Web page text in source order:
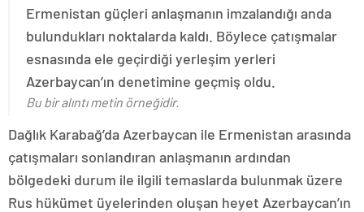
Ermenistan güçleri anlaşmanın imzalandığı anda
bulundukları noktalarda kaldı. Böylece çatışmalar
esnasında ele geçirdiği yerleşim yerleri
Azerbaycan’ın denetimine geçmiş oldu.
Bu bir alıntı metin örneğidir.
Dağlık Karabağ’da Azerbaycan ile Ermenistan arasında
çatışmaları sonlandıran anlaşmanın ardından
bölgedeki durum ile ilgili temaslarda bulunmak üzere
Rus hükümet üyelerinden oluşan heyet Azerbaycan’ın